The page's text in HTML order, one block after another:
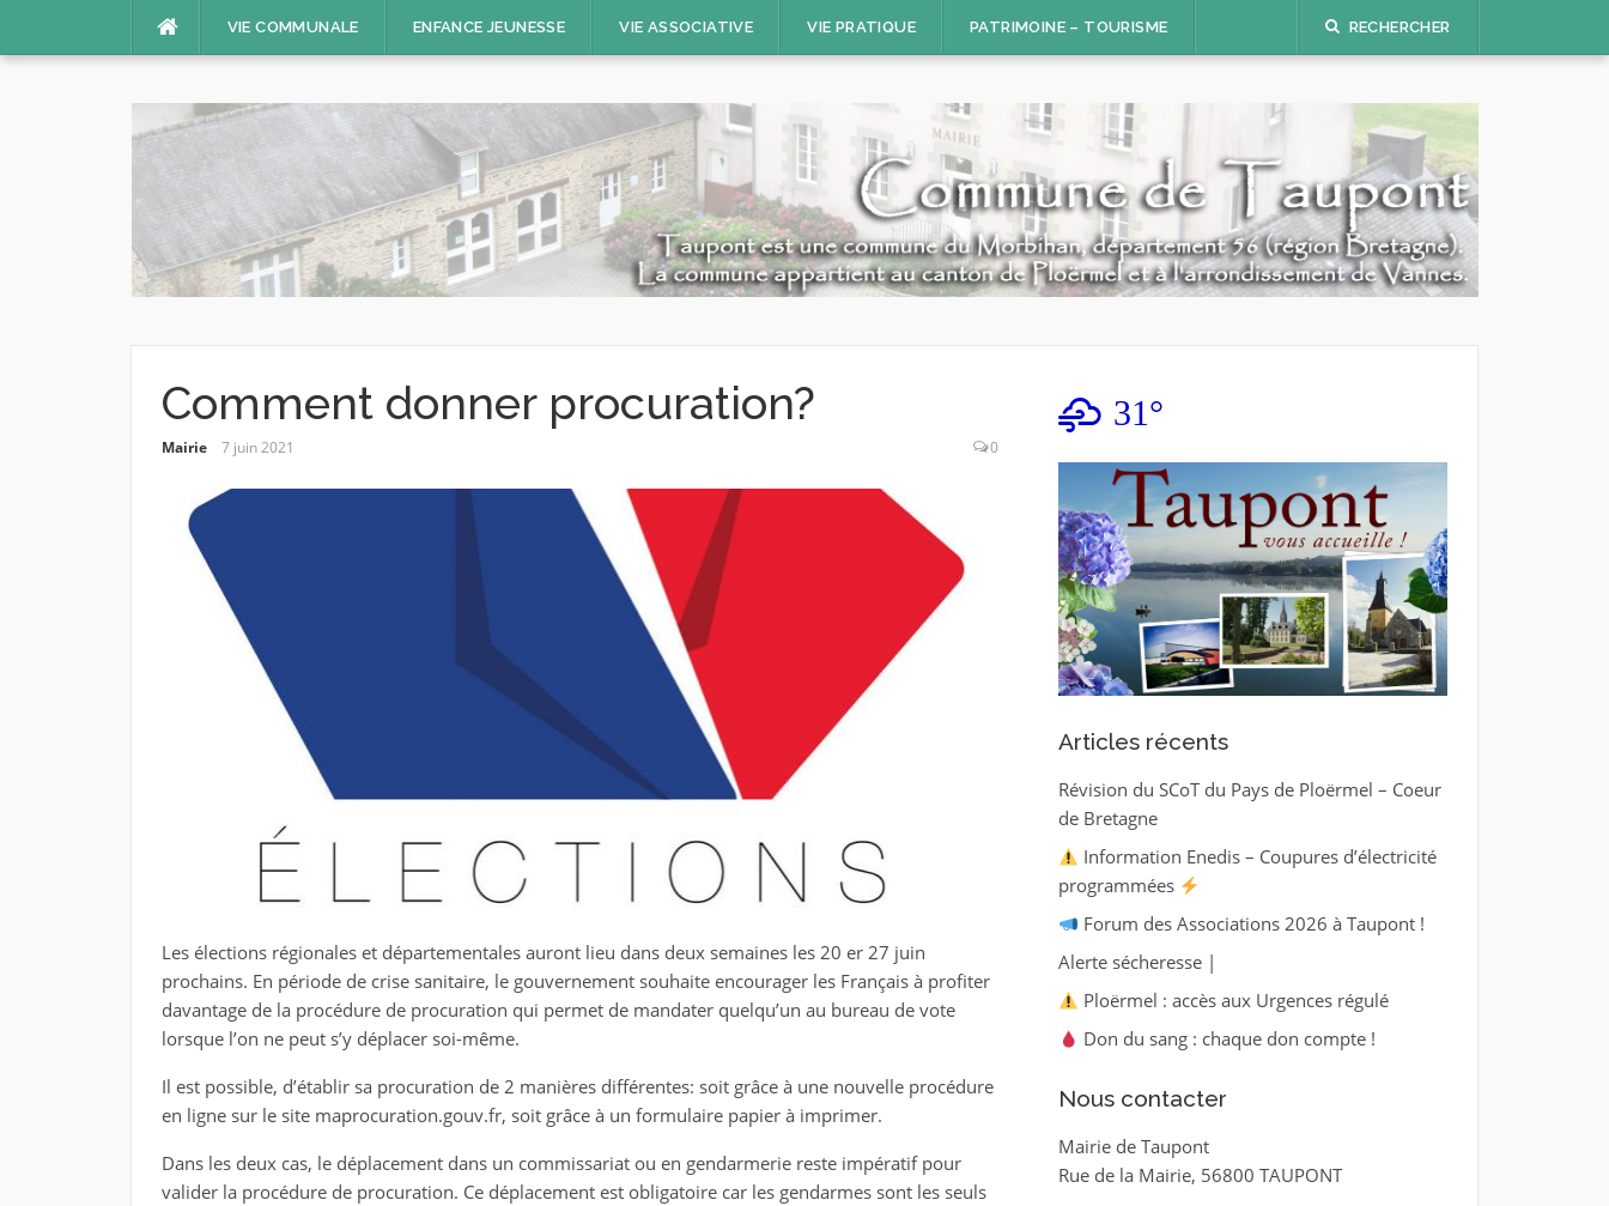
VIE COMMUNALE ENFANCE JEUNESSE VIE ASSOCIATIVE VIE PRATIQUE PATRIMOINE – TOURISME RECHERCHER
Comment donner procuration?
Mairie 7 juin 2021 0
Les élections régionales et départementales auront lieu dans deux semaines les 20 er 27 juin
prochains. En période de crise sanitaire, le gouvernement souhaite encourager les Français à profiter
davantage de la procédure de procuration qui permet de mandater quelqu’un au bureau de vote
lorsque l’on ne peut s’y déplacer soi-même.
Il est possible, d’établir sa procuration de 2 manières différentes: soit grâce à une nouvelle procédure
en ligne sur le site maprocuration.gouv.fr, soit grâce à un formulaire papier à imprimer.
Dans les deux cas, le déplacement dans un commissariat ou en gendarmerie reste impératif pour
valider la procédure de procuration. Ce déplacement est obligatoire car les gendarmes sont les seuls
31°
Articles récents
Révision du SCoT du Pays de Ploërmel – Coeur
de Bretagne
Information Enedis – Coupures d’électricité
programmées
Forum des Associations 2026 à Taupont !
Alerte sécheresse |
Ploërmel : accès aux Urgences régulé
Don du sang : chaque don compte !
Nous contacter
Mairie de Taupont
Rue de la Mairie, 56800 TAUPONT